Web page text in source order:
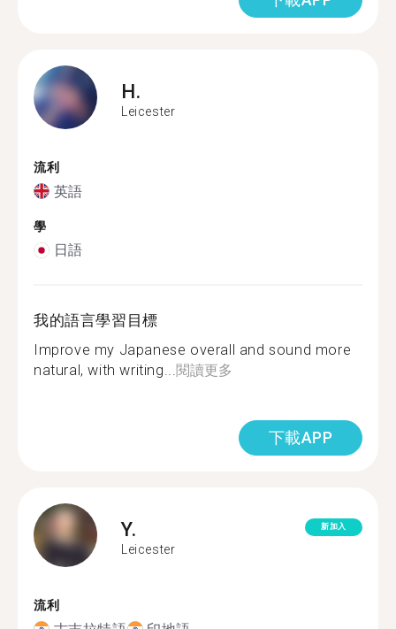
H.
Leicester
流利
英語
學
日語
我的語言學習目標
Improve my Japanese overall and sound more
natural, with writing...閱讀更多
下載APP
Y.
Leicester
新加入
流利